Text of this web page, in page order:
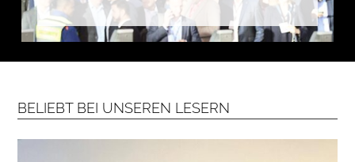
i
n
e
➔
a
n
s
e
e
BELIEBT BEI UNSEREN LESERN